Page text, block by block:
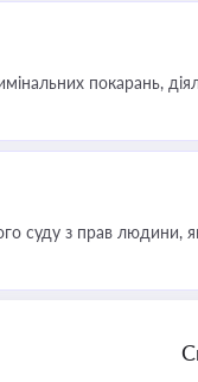
покарань,
суду з прав людини,